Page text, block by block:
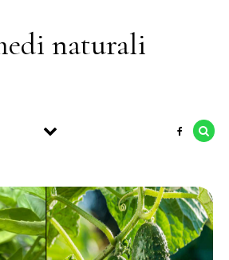
naturali